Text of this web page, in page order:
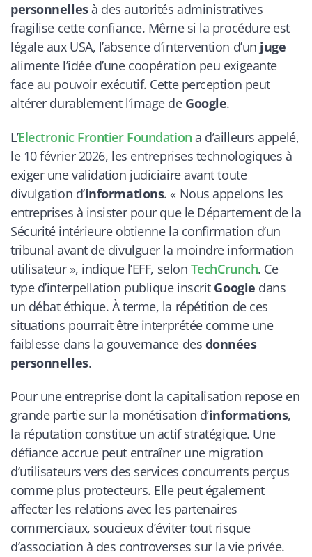
personnellesà des autorités administratives
fragilise cette confiance. Même si la procédure est
légale aux USA, l’absence d’intervention d’un juge
alimente l’idée d’une coopération peu exigeante
face au pouvoir exécutif. Cette perception peut
altérer durablement l’image de Google.
L’Electronic Frontier Foundation a d’ailleurs appelé,
le 10 février 2026, les entreprises technologiques à
exiger une validation judiciaire avant toute
divulgation d’informations. « Nous appelons les
entreprises à insister pour que le Département de la
Sécurité intérieure obtienne la confirmation d’un
tribunal avant de divulguer la moindre information
utilisateur », indique l’EFF, selon TechCrunch. Ce
type d’interpellation publique inscrit Google dans
un débat éthique. À terme, la répétition de ces
situations pourrait être interprétée comme une
faiblesse dans la gouvernance des données
personnelles.
Pour une entreprise dont la capitalisation repose en
grande partie sur la monétisation d’informations,
la réputation constitue un actif stratégique. Une
défiance accrue peut entraîner une migration
d’utilisateurs vers des services concurrents perçus
comme plus protecteurs. Elle peut également
affecter les relations avec les partenaires
commerciaux, soucieux d’éviter tout risque
d’association à des controverses sur la vie privée.